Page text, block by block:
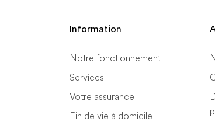
Information
Notre fonctionnement
Services
Votre assurance
Fin de vie à domicile